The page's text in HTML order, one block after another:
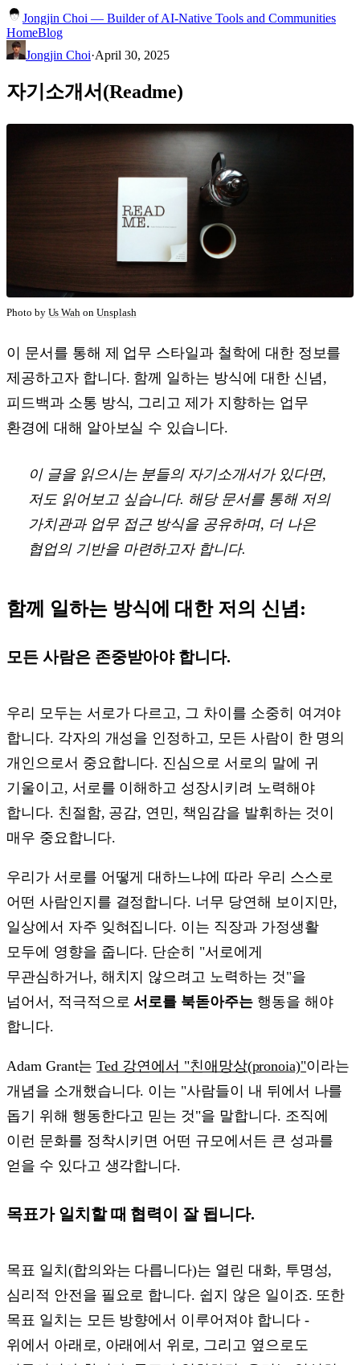
Jongjin Choi — Builder of AI-Native Tools and Communities
HomeBlog
Jongjin Choi·April 30, 2025
자기소개서(Readme)
Photo by Us Wah on Unsplash
이 문서를 통해 제 업무 스타일과 철학에 대한 정보를
제공하고자 합니다. 함께 일하는 방식에 대한 신념,
피드백과 소통 방식, 그리고 제가 지향하는 업무
환경에 대해 알아보실 수 있습니다.
이 글을 읽으시는 분들의 자기소개서가 있다면,
저도 읽어보고 싶습니다. 해당 문서를 통해 저의
가치관과 업무 접근 방식을 공유하며, 더 나은
협업의 기반을 마련하고자 합니다.
함께 일하는 방식에 대한 저의 신념:
모든 사람은 존중받아야 합니다.
우리 모두는 서로가 다르고, 그 차이를 소중히 여겨야
합니다. 각자의 개성을 인정하고, 모든 사람이 한 명의
개인으로서 중요합니다. 진심으로 서로의 말에 귀
기울이고, 서로를 이해하고 성장시키려 노력해야
합니다. 친절함, 공감, 연민, 책임감을 발휘하는 것이
매우 중요합니다.
우리가 서로를 어떻게 대하느냐에 따라 우리 스스로
어떤 사람인지를 결정합니다. 너무 당연해 보이지만,
일상에서 자주 잊혀집니다. 이는 직장과 가정생활
모두에 영향을 줍니다. 단순히 "서로에게
무관심하거나, 해치지 않으려고 노력하는 것"을
넘어서, 적극적으로서로를 북돋아주는행동을 해야
합니다.
Adam Grant는Ted 강연에서 "친애망상(pronoia)"이라는
개념을 소개했습니다. 이는 "사람들이 내 뒤에서 나를
돕기 위해 행동한다고 믿는 것"을 말합니다. 조직에
이런 문화를 정착시키면 어떤 규모에서든 큰 성과를
얻을 수 있다고 생각합니다.
목표가 일치할 때 협력이 잘 됩니다.
목표 일치(합의와는 다릅니다)는 열린 대화, 투명성,
심리적 안전을 필요로 합니다. 쉽지 않은 일이죠. 또한
목표 일치는 모든 방향에서 이루어져야 합니다 -
위에서 아래로, 아래에서 위로, 그리고 옆으로도